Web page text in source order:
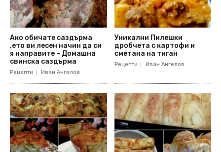
Ако обичате саздърма
,ето ви лесен начин да си
я направите – Домашна
свинска саздърма
Рецепти Иван Ангелов
Уникални Пилешки
дробчета с картофи и
сметана на тиган
Рецепти Иван Ангелов